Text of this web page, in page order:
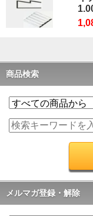
商品検索
メルマガ登録・解除